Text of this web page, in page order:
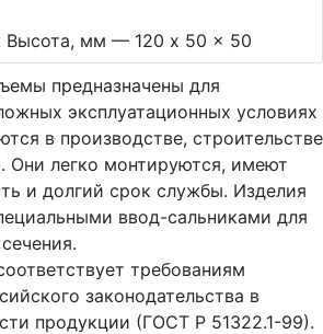
Высота, мм — 120 x 50 x 50
предназначены для
эксплуатационных условиях
в производстве, строительстве
Они легко монтируются, имеют
и долгий срок службы. Изделия
ввод-сальниками для
требованиям
законодательства в
продукции (ГОСТ Р 51322.1-99).